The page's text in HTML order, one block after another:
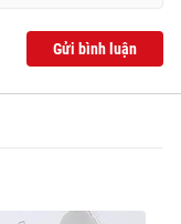
Gửi bình luận